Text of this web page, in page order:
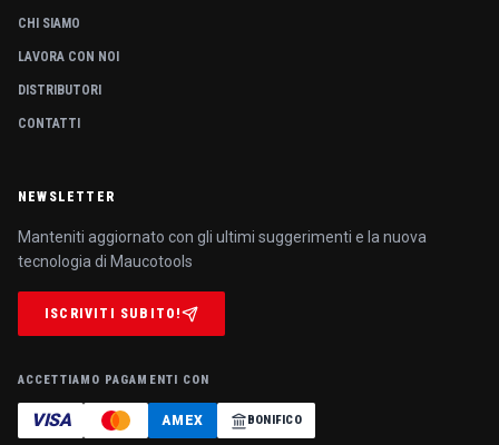
CHI SIAMO
LAVORA CON NOI
DISTRIBUTORI
CONTATTI
NEWSLETTER
Manteniti aggiornato con gli ultimi suggerimenti e la nuova
tecnologia di Maucotools
ISCRIVITI SUBITO!
ACCETTIAMO PAGAMENTI CON
VISA AMEX BONIFICO